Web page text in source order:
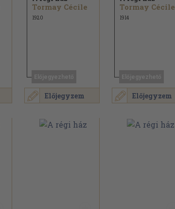
Előjegyzem
Tormay Cécile
1920
Előjegyzem
Tormay Cécile
1914